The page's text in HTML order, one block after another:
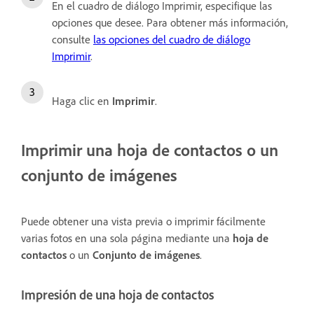
En el cuadro de diálogo Imprimir, especifique las
opciones que desee. Para obtener más información,
consulte las opciones del cuadro de diálogo
Imprimir.
Haga clic en Imprimir.
Imprimir una hoja de contactos o un
conjunto de imágenes
Puede obtener una vista previa o imprimir fácilmente
varias fotos en una sola página mediante una hoja de
contactos o un Conjunto de imágenes.
Impresión de una hoja de contactos